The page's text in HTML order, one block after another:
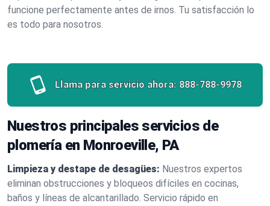
funcione perfectamente antes de irnos. Tu satisfacción lo
es todo para nosotros.
Llama para servicio ahora: 888-788-9978
Nuestros principales servicios de
plomería en Monroeville, PA
Limpieza y destape de desagües: Nuestros expertos
eliminan obstrucciones y bloqueos difíciles en cocinas,
baños y líneas de alcantarillado. Servicio rápido en